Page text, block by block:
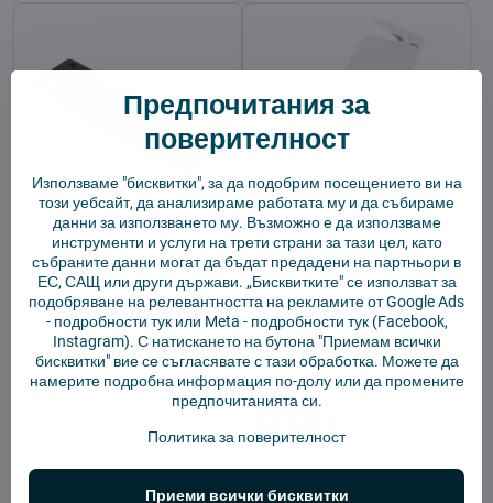
Инструмент за
почистване на Xiaomi -
черен
В наличност
2,92 €
Добави в количката
Инструмент за
почистване на Xiaomi -
бял
В наличност
2,92 €
Добави в количката
Предпочитания за
поверителност
Използваме "бисквитки", за да подобрим посещението ви на
този уебсайт, да анализираме работата му и да събираме
данни за използването му. Възможно е да използваме
инструменти и услуги на трети страни за тази цел, като
събраните данни могат да бъдат предадени на партньори в
ЕС, САЩ или други държави. „Бисквитките" се използват за
подобряване на релевантността на рекламите от Google Ads
- подробности тукили Meta - подробности тук(Facebook,
Instagram). С натискането на бутона "Приемам всички
бисквитки" вие се съгласявате с тази обработка. Можете да
намерите подробна информация по-долу или да промените
предпочитанията си.
Политика за поверителност
Приеми всички бисквитки